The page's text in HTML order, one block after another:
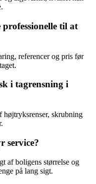
til at
referencer og pris før
i tagrensning i
skrubning
service?
af boligens størrelse og
på lang sigt.